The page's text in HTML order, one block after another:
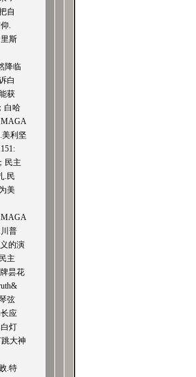
自
.
斯
降临
白
获
白哈
美利坚
民主
.民
美
普
的演
主
昙花
弦
应
灯
跳大神
.特